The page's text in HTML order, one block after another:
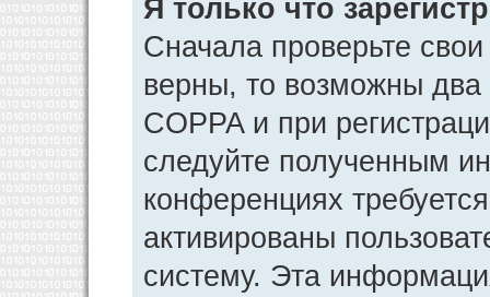
Я только что
Сначала проверьте
верны, то возможны
COPPA и при
следуйте полученным
конференциях
активированы
систему. Эта